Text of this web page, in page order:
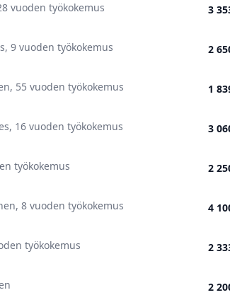
vuoden työkokemus 3
9 vuoden työkokemus 2
55 vuoden työkokemus 1
16 vuoden työkokemus 3
työkokemus 2
8 vuoden työkokemus 4
työkokemus 2
2